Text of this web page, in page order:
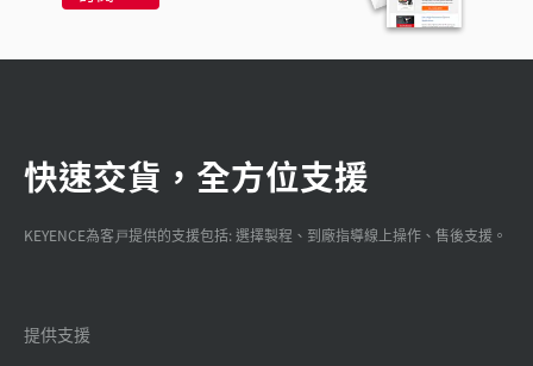
快速交貨，全方位支援
KEYENCE為客戸提供的支援包括: 選擇製程、到廠指導線上操作、售後支援。
提供支援